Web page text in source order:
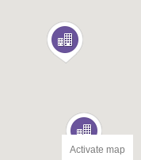
Activate map